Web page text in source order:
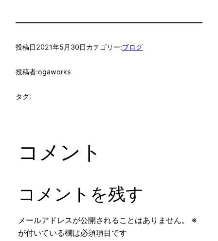
投稿日2021年5月30日カテゴリー:ブログ
投稿者:ogaworks
タグ:
コメント
コメントを残す
メールアドレスが公開されることはありません。
※
が付いている欄は必須項目です